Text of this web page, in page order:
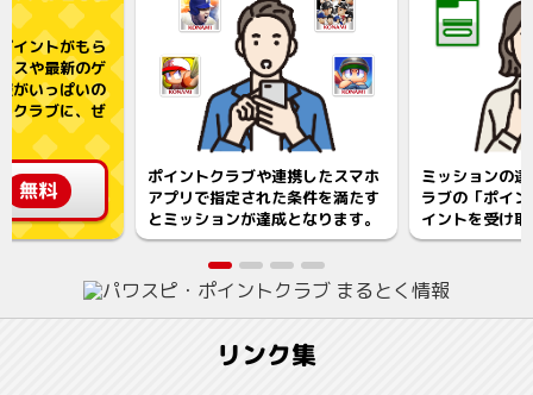
イントがもら
スや最新のゲ
がいっぱいの
クラブに、ぜ
無料
ポイントクラブや連携したスマホ
アプリで指定された条件を満たす
とミッションが達成となります。
ミッションの
ラブの「ポイ
イントを受け
リンク集